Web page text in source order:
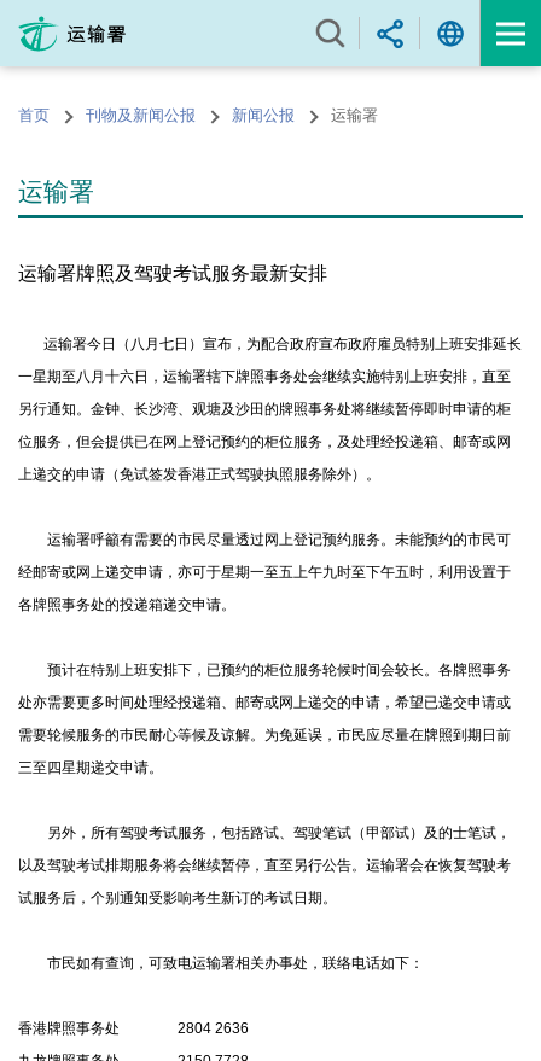
内
的首页 刊物及新闻公报 新闻公报 运输署
运输署
运输署牌照及驾驶考试服务最新安排
运输署今日（八月七日）宣布，为配合政府宣布政府雇员特别上班安排延长
一星期至八月十六日，运输署辖下牌照事务处会继续实施特别上班安排，直至
另行通知。金钟、长沙湾、观塘及沙田的牌照事务处将继续暂停即时申请的柜
位服务，但会提供已在网上登记预约的柜位服务，及处理经投递箱、邮寄或网
上递交的申请（免试签发香港正式驾驶执照服务除外）。
运输署呼籲有需要的市民尽量透过网上登记预约服务。未能预约的市民可
经邮寄或网上递交申请，亦可于星期一至五上午九时至下午五时，利用设置于
各牌照事务处的投递箱递交申请。
预计在特别上班安排下，已预约的柜位服务轮候时间会较长。各牌照事务
处亦需要更多时间处理经投递箱、邮寄或网上递交的申请，希望已递交申请或
需要轮候服务的巿民耐心等候及谅解。为免延误，市民应尽量在牌照到期日前
三至四星期递交申请。
另外，所有驾驶考试服务，包括路试、驾驶笔试（甲部试）及的士笔试，
以及驾驶考试排期服务将会继续暂停，直至另行公告。运输署会在恢复驾驶考
试服务后，个别通知受影响考生新订的考试日期。
市民如有查询，可致电运输署相关办事处，联络电话如下：
香港牌照事务处 2804 2636